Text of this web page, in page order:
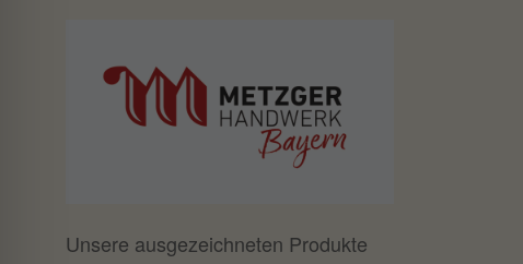
Unsere ausgezeichneten Produkte